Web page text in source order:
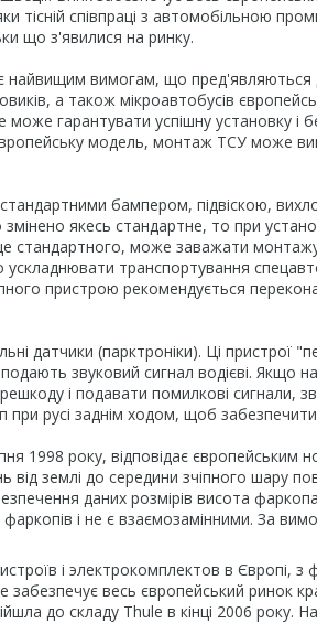
тісній співпраці з автомобільною
що з'явилися на ринку.
найвищим вимогам, що
а також мікроавтобусів
гарантувати успішну установку і
модель, монтаж ТСУ може
стандартними бампером, підвіскою,
якесь стандартне, то при
стандартного, може заважати
транспортування
пристрою рекомендується
датчики (парктроніки). Ці
звуковий сигнал водієві.
і подавати помилкові сигнали,
русі заднім ходом, щоб
1998 року, відповідає
від землі до середини зчіпного шару
даних розмірів висота
і не є взаємозамінними. За
і электрокомплектов в Європі, з
забезпечує весь європейський
до складу Thule в кінці 2006 року.